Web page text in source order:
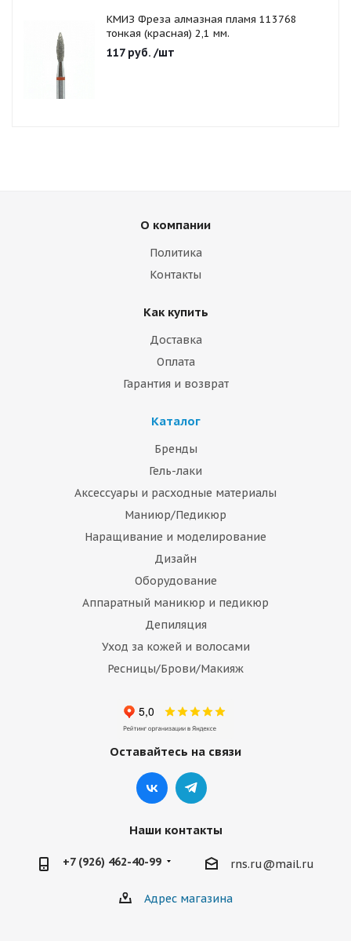
КМИЗ Фреза алмазная пламя 113768
тонкая (красная) 2,1 мм.
117руб. /шт
О компании
Политика
Контакты
Как купить
Доставка
Оплата
Гарантия и возврат
Каталог
Бренды
Гель-лаки
Аксессуары и расходные материалы
Маниюр/Педикюр
Наращивание и моделирование
Дизайн
Оборудование
Аппаратный маникюр и педикюр
Депиляция
Уход за кожей и волосами
Ресницы/Брови/Макияж
Оставайтесь на связи
Наши контакты
+7 (926) 462-40-99 rns.ru@mail.ru
Адрес магазина